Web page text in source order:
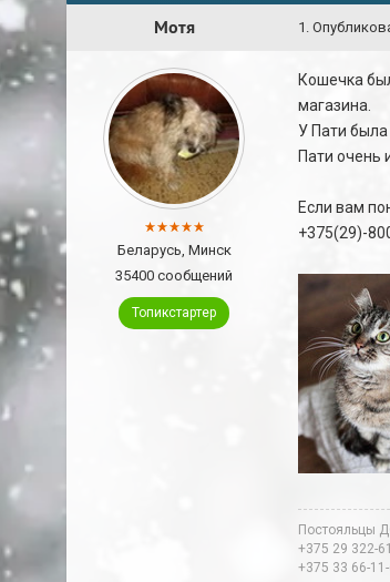
Мотя 1 .
Беларусь, Минск
35400 сообщений
Топикстартер
Кошечка
магазина.
У Пати была
Пати очень
Если вам
+375(29)-
Постояльцы
+375 29 322-
+375 33 66-